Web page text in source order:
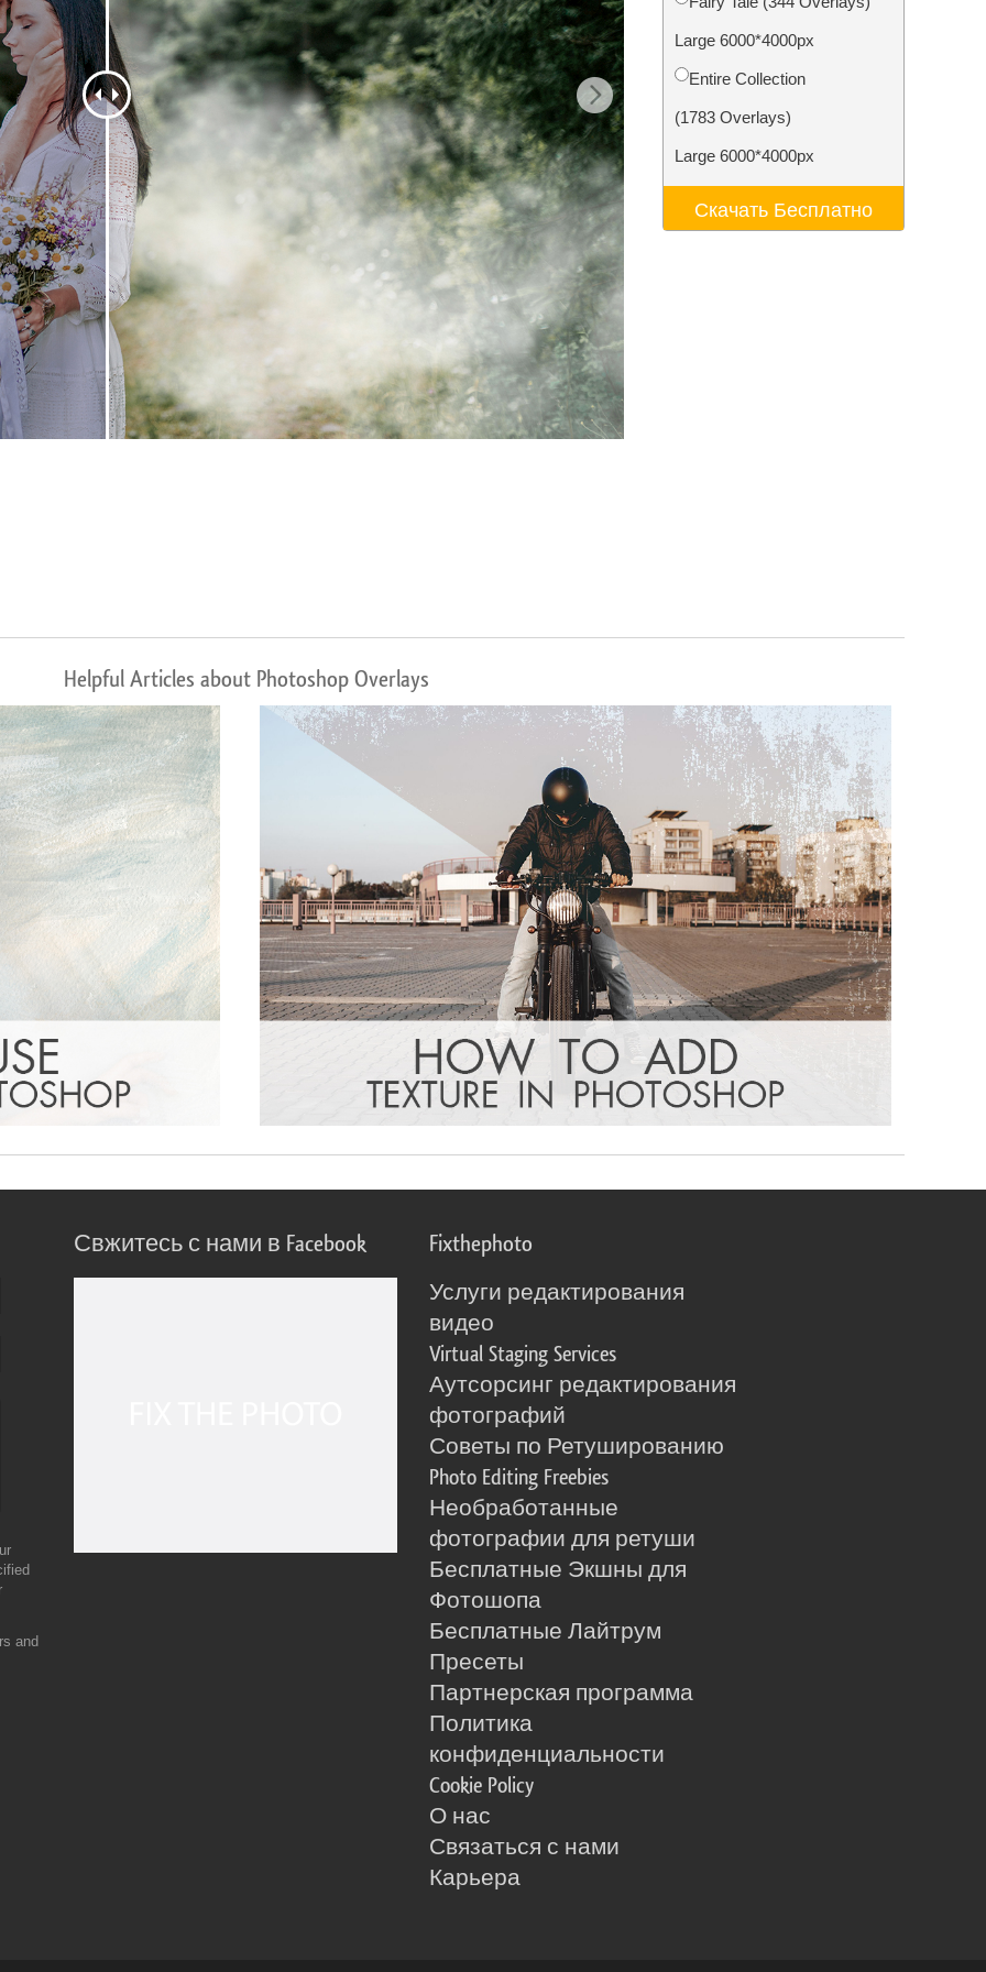
ретуши Ретушь ювелирных
изделий
Данные для обучения
ИИ
Video Editing Services
Large 6000*4000px
Entire Collection
(1783 Overlays)
Large 6000*4000px
Скачать Бесплатно
Helpful Articles about Photoshop Overlays
and
Свжитесь с нами в Facebook Fixthephoto
Услуги редактирования
видео
Virtual Staging Services
Аутсорсинг редактирования
фотографий
Советы по Ретушированию
Photo Editing Freebies
Необработанные
фотографии для ретуши
Бесплатные Экшны для
Фотошопа
Бесплатные Лайтрум
Пресеты
Партнерская программа
Политика
конфиденциальности
Cookie Policy
О нас
Связаться с нами
Карьера